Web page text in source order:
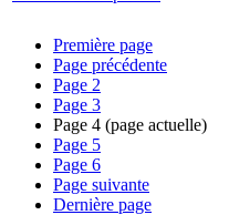
Première page
Page précédente
Page 2
Page 3
Page 4 (page actuelle)
Page 5
Page 6
Page suivante
Dernière page